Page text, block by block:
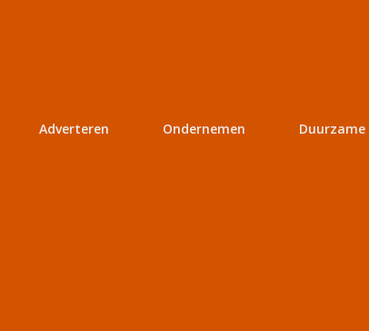
Adverteren Ondernemen Duurzame